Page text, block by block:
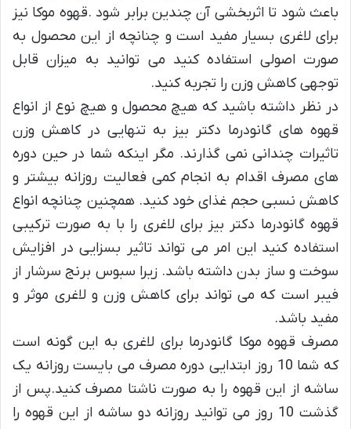
باعث شود تا اثربخشی آن چندین برابر شود .قهوه موکا نیز
برای لاغری بسیار مفید است و چنانچه از این محصول به
صورت اصولی استفاده کنید می توانید به میزان قابل
توجهی کاهش وزن را تجربه کنید.
در نظر داشته باشید که هیچ محصول و هیچ نوع از انواع
قهوه های گانودرما دکتر بیز به تنهایی در کاهش وزن
تاثیرات چندانی نمی گذارند. مگر اینکه شما در حین دوره
های مصرف اقدام به انجام کمی فعالیت روزانه بیشتر و
کاهش نسبی حجم غذای خود کنید. همچنین چنانچه انواع
قهوه گانودرما دکتر بیز برای لاغری را با به صورت ترکیبی
استفاده کنید این امر می تواند تاثیر بسزایی در افزایش
سوخت و ساز بدن داشته باشد. زیرا سبوس برنج سرشار از
فیبر است که می تواند برای کاهش وزن و لاغری موثر و
مفید باشد.
مصرف قهوه موکا گانودرما برای لاغری به این گونه است
که شما 10 روز ابتدایی دوره مصرف می بایست روزانه یک
ساشه از این قهوه را به صورت ناشتا مصرف کنید.پس از
گذشت 10 روز می توانید روزانه دو ساشه از این قهوه را